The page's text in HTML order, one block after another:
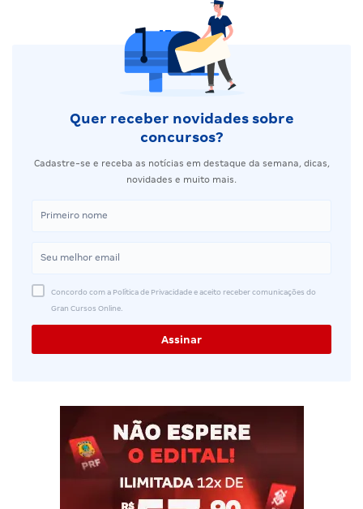
Quer receber novidades sobre
concursos?
Cadastre-se e receba as notícias em destaque da semana, dicas,
novidades e muito mais.
Concordo com a Política de Privacidade e aceito receber comunicações do
Gran Cursos Online.